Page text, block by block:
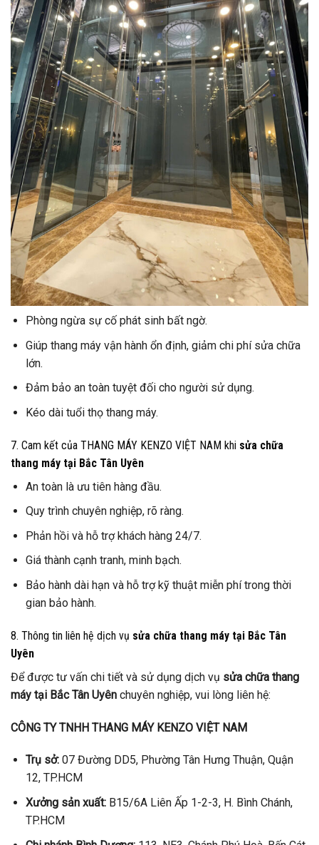
Phòng ngừa sự cố phát sinh bất ngờ.
Giúp thang máy vận hành ổn định, giảm chi phí sửa chữa
lớn.
Đảm bảo an toàn tuyệt đối cho người sử dụng.
Kéo dài tuổi thọ thang máy.
7. Cam kết của THANG MÁY KENZO VIỆT NAM khi sửa chữa
thang máy tại Bắc Tân Uyên
An toàn là ưu tiên hàng đầu.
Quy trình chuyên nghiệp, rõ ràng.
Phản hồi và hỗ trợ khách hàng 24/7.
Giá thành cạnh tranh, minh bạch.
Bảo hành dài hạn và hỗ trợ kỹ thuật miễn phí trong thời
gian bảo hành.
8. Thông tin liên hệ dịch vụ sửa chữa thang máy tại Bắc Tân
Uyên
Để được tư vấn chi tiết và sử dụng dịch vụ sửa chữa thang
máy tại Bắc Tân Uyên chuyên nghiệp, vui lòng liên hệ:
CÔNG TY TNHH THANG MÁY KENZO VIỆT NAM
Trụ sở:07 Đường DD5, Phường Tân Hưng Thuận, Quận
12, TP.HCM
Xưởng sản xuất:B15/6A Liên Ấp 1-2-3, H. Bình Chánh,
TP.HCM